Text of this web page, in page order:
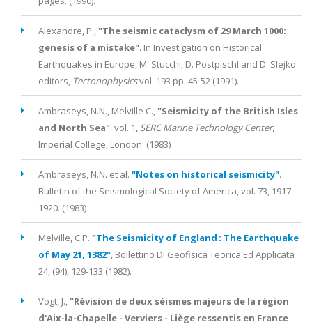
Alexandre, P., "The seismic cataclysm of 29 March 1000:
genesis of a mistake". In Investigation on Historical
Earthquakes in Europe, M. Stucchi, D. Postpischl and D. Slejko
editors, Tectonophysicsvol. 193 pp. 45-52 (1991).
Ambraseys, N.N., Melville C., "Seismicity of the British Isles
and North Sea". vol. 1, SERC Marine Technology Center,
Imperial College, London. (1983)
Ambraseys, N.N. et al. "Notes on historical seismicity".
Bulletin of the Seismological Society of America, vol. 73, 1917-
1920. (1983)
Melville, C.P. "The Seismicity of England : The Earthquake
of May 21, 1382", Bollettino Di Geofisica Teorica Ed Applicata
24, (94), 129-133 (1982).
Vogt, J., "Révision de deux séismes majeurs de la région
d'Aix-la-Chapelle - Verviers - Liège ressentis en France